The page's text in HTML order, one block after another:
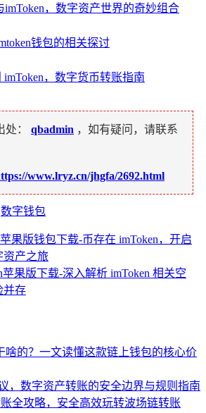
imToken，数字资产世界的奇妙组合
钱包的相关探讨
imToken，数字货币转账指南
： qbadmin ，如有疑问，请联系
www.lryz.cn/jhgfa/2692.html
数字钱包
果版钱包下载-币存在 imToken，开启
资产之旅
苹果版下载-深入解析 imToken 相关空
并存
啥的？一文读懂这款链上钱包的核心价
，数字资产转账的安全边界与规则指南
账全攻略，安全高效玩转波场链转账